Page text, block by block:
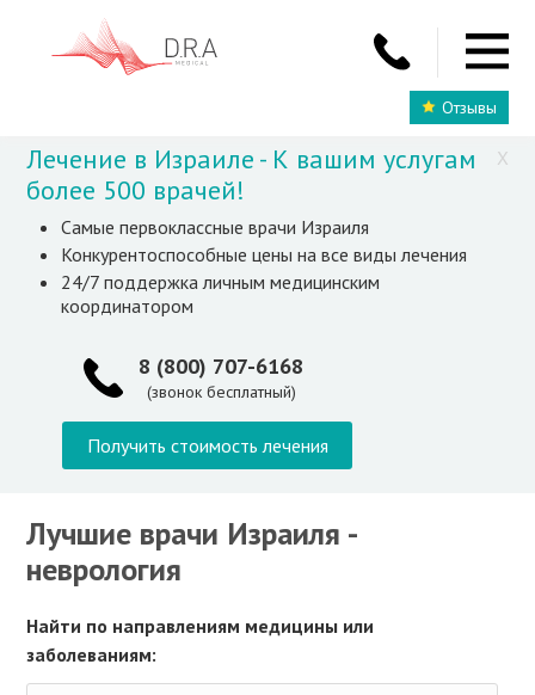
Отзывы
X
Лечение в Израиле - К вашим услугам
более 500 врачей!
Самые первоклассные врачи Израиля
Конкурентоспособные цены на все виды лечения
24/7 поддержка личным медицинским
координатором
8 (800) 707-6168
(звонок бесплатный)
Получить стоимость лечения
Лучшие врачи Израиля -
неврология
Найти по направлениям медицины или
заболеваниям: